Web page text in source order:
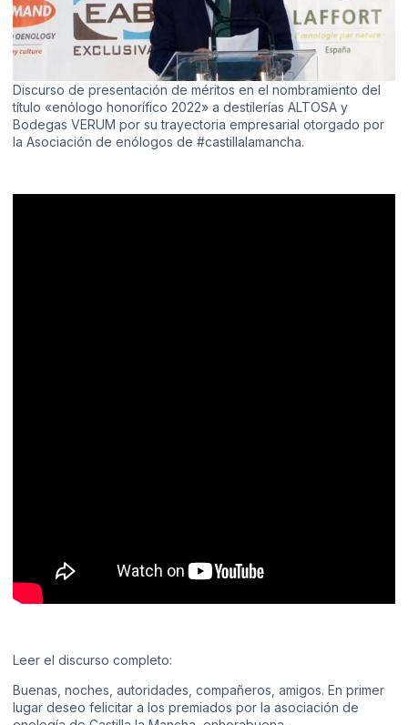
Discurso de presentación de méritos en el nombramiento del
título «enólogo honorífico 2022» a destilerías ALTOSA y
Bodegas VERUM por su trayectoria empresarial otorgado por
la Asociación de enólogos de #castillalamancha.
Leer el discurso completo:
Buenas, noches, autoridades, compañeros, amigos. En primer
lugar deseo felicitar a los premiados por la asociación de